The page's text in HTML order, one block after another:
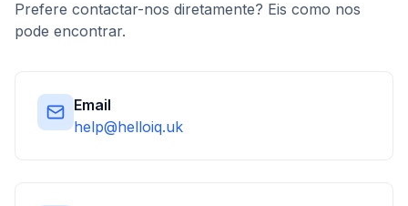
Prefere contactar-nos diretamente? Eis como nos
pode encontrar.
Email
help@helloiq.uk